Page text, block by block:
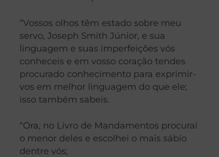
“Vossos olhos têm estado sobre meu
servo, Joseph Smith Júnior, e sua
linguagem e suas imperfeições vós
conheceis e em vosso coração tendes
procurado conhecimento para exprimir-
vos em melhor linguagem do que ele;
isso também sabeis.
“Ora, no Livro de Mandamentos procurai
o menor deles e escolhei o mais sábio
dentre vós;